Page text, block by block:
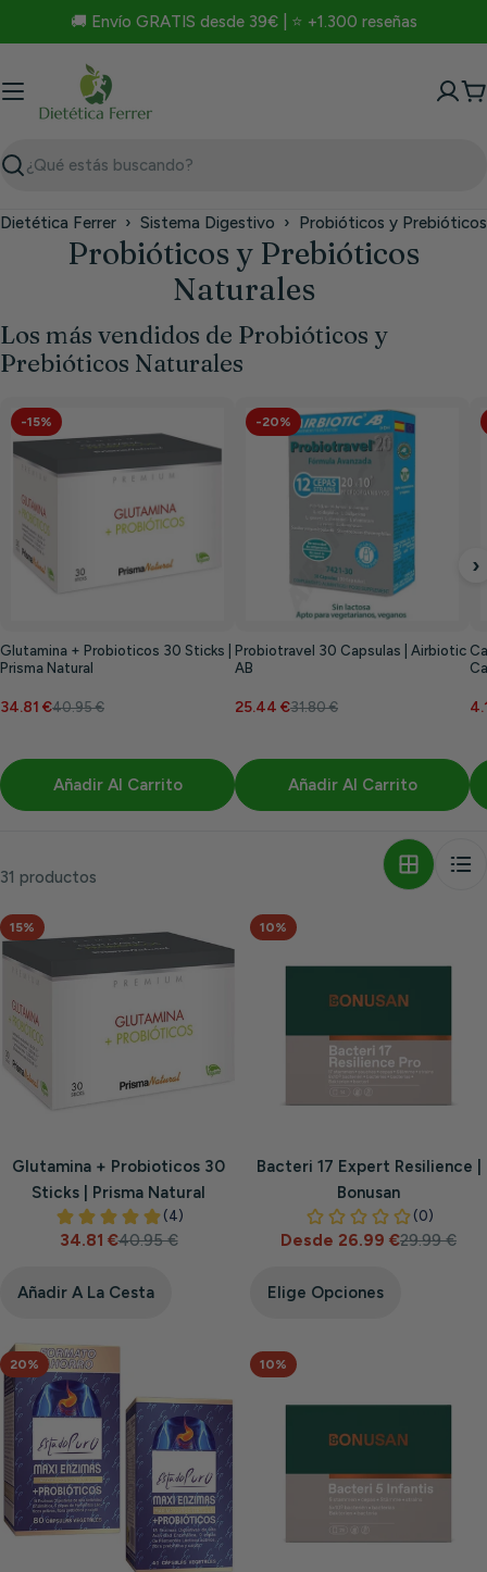
🚚 Envío GRATIS desde 39€ | ⭐ +1.300 reseñas
Buscar
Dietética Ferrer › Sistema Digestivo › Probióticos y
Probióticos y Prebióticos
Naturales
Los más vendidos de Probióticos y
Prebióticos Naturales
›
-15%
Glutamina + Probioticos 30 Sticks |
Prisma Natural
34.81 €40.95 €
Añadir Al Carrito
-20%
Probiotravel 30 Capsulas | Airbiotic
AB
25.44 €31.80 €
Añadir Al Carrito
31 productos
15%
Glutamina + Probioticos 30
Sticks | Prisma Natural
Precio
venta
34.81 €Precio
40.95 €
Añadir A La Cesta
10%
Bacteri 17 Expert Resilience |
Bonusan
Precio
venta
Desde 26.99 €
Precio29.99 €
Elige Opciones
20% 10%